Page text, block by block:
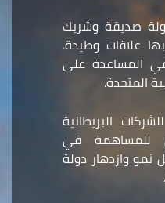
صديقة وشريك
علاقات وطيدة.
المساعدة على
المتحدة.
البريطانية
للمساهمة في
نمو وازدهار دولة